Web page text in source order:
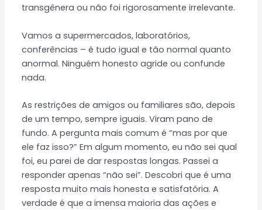
transgênera ou não foi rigorosamente irrelevante.
Vamos a supermercados, laboratórios,
conferências – é tudo igual e tão normal quanto
anormal. Ninguém honesto agride ou confunde
nada.
As restrições de amigos ou familiares são, depois
de um tempo, sempre iguais. Viram pano de
fundo. A pergunta mais comum é “mas por que
ele faz isso?” Em algum momento, eu não sei qual
foi, eu parei de dar respostas longas. Passei a
responder apenas “não sei”. Descobri que é uma
resposta muito mais honesta e satisfatória. A
verdade é que a imensa maioria das ações e